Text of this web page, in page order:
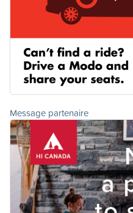
Message partenaire